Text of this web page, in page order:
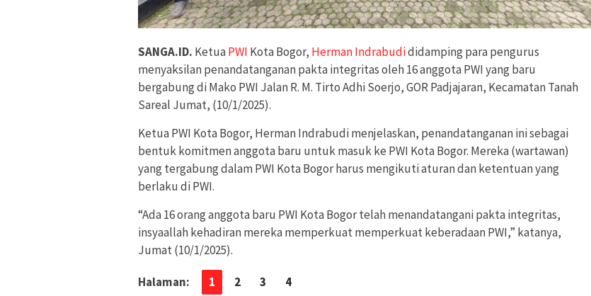
SANGA.ID. KetuaPWI Kota Bogor, Herman Indrabudididamping para pengurus
menyaksilan penandatanganan pakta integritas oleh 16 anggota PWI yang baru
bergabung di Mako PWI Jalan R. M. Tirto Adhi Soerjo, GOR Padjajaran, Kecamatan Tanah
Sareal Jumat, (10/1/2025).
Ketua PWI Kota Bogor, Herman Indrabudi menjelaskan, penandatanganan ini sebagai
bentuk komitmen anggota baru untuk masuk ke PWI Kota Bogor. Mereka (wartawan)
yang tergabung dalam PWI Kota Bogor harus mengikuti aturan dan ketentuan yang
berlaku di PWI.
“Ada 16 orang anggota baru PWI Kota Bogor telah menandatangani pakta integritas,
insyaallah kehadiran mereka memperkuat memperkuat keberadaan PWI,” katanya,
Jumat (10/1/2025).
Halaman: 1 2 3 4